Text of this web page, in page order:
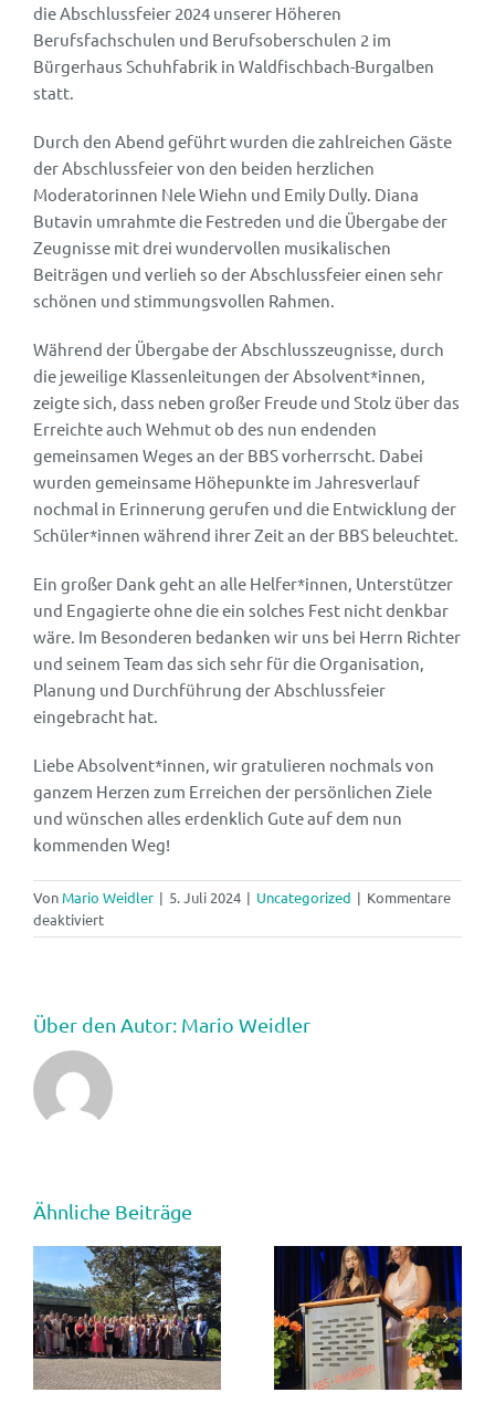
die Abschlussfeier 2024 unserer Höheren
Berufsfachschulen und Berufsoberschulen 2 im
Bürgerhaus Schuhfabrik in Waldfischbach-Burgalben
statt.
Durch den Abend geführt wurden die zahlreichen Gäste
der Abschlussfeier von den beiden herzlichen
Moderatorinnen Nele Wiehn und Emily Dully. Diana
Butavin umrahmte die Festreden und die Übergabe der
Zeugnisse mit drei wundervollen musikalischen
Beiträgen und verlieh so der Abschlussfeier einen sehr
schönen und stimmungsvollen Rahmen.
Während der Übergabe der Abschlusszeugnisse, durch
die jeweilige Klassenleitungen der Absolvent*innen,
zeigte sich, dass neben großer Freude und Stolz über das
Erreichte auch Wehmut ob des nun endenden
gemeinsamen Weges an der BBS vorherrscht. Dabei
wurden gemeinsame Höhepunkte im Jahresverlauf
nochmal in Erinnerung gerufen und die Entwicklung der
Schüler*innen während ihrer Zeit an der BBS beleuchtet.
Ein großer Dank geht an alle Helfer*innen, Unterstützer
und Engagierte ohne die ein solches Fest nicht denkbar
wäre. Im Besonderen bedanken wir uns bei Herrn Richter
und seinem Team das sich sehr für die Organisation,
Planung und Durchführung der Abschlussfeier
eingebracht hat.
Liebe Absolvent*innen, wir gratulieren nochmals von
ganzem Herzen zum Erreichen der persönlichen Ziele
und wünschen alles erdenklich Gute auf dem nun
kommenden Weg!
Von Mario Weidler | 5. Juli 2024 | Uncategorized | Kommentare
deaktiviertfür
Abschlussfeier
2
Über den Autor: Mario Weidler
Ähnliche Beiträge